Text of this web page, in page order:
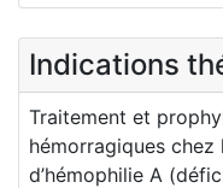
Indications
Traitement et
hémorragiques
d’hémophilie A